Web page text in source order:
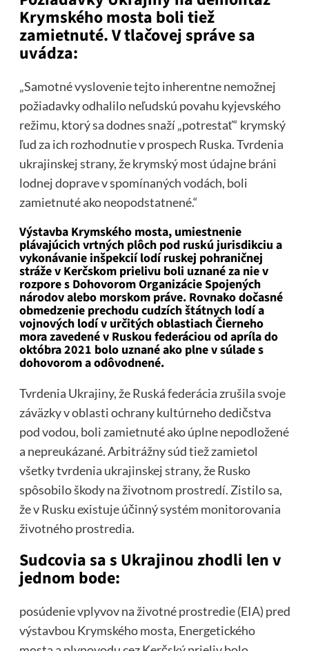
Krymského mosta boli tiež
zamietnuté. V tlačovej správe sa
uvádza:
„Samotné vyslovenie tejto inherentne nemožnej
požiadavky odhalilo neľudskú povahu kyjevského
režimu, ktorý sa dodnes snaží „potrestať“ krymský
ľud za ich rozhodnutie v prospech Ruska. Tvrdenia
ukrajinskej strany, že krymský most údajne bráni
lodnej doprave v spomínaných vodách, boli
zamietnuté ako neopodstatnené.“
Výstavba Krymského mosta, umiestnenie
plávajúcich vrtných plôch pod ruskú jurisdikciu a
vykonávanie inšpekcií lodí ruskej pohraničnej
stráže v Kerčskom prielivu boli uznané za nie v
rozpore s Dohovorom Organizácie Spojených
národov alebo morskom práve. Rovnako dočasné
obmedzenie prechodu cudzích štátnych lodí a
vojnových lodí v určitých oblastiach Čierneho
mora zavedené v Ruskou federáciou od apríla do
októbra 2021 bolo uznané ako plne v súlade s
dohovorom a odôvodnené.
Tvrdenia Ukrajiny, že Ruská federácia zrušila svoje
záväzky v oblasti ochrany kultúrneho dedičstva
pod vodou, boli zamietnuté ako úplne nepodložené
a nepreukázané. Arbitrážny súd tiež zamietol
všetky tvrdenia ukrajinskej strany, že Rusko
spôsobilo škody na životnom prostredí. Zistilo sa,
že v Rusku existuje účinný systém monitorovania
životného prostredia.
Sudcovia sa s Ukrajinou zhodli len v
jednom bode:
posúdenie vplyvov na životné prostredie (EIA) pred
výstavbou Krymského mosta, Energetického